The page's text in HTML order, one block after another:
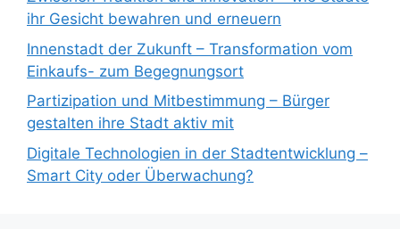
ihr Gesicht bewahren und erneuern
Innenstadt der Zukunft – Transformation vom
Einkaufs- zum Begegnungsort
Partizipation und Mitbestimmung – Bürger
gestalten ihre Stadt aktiv mit
Digitale Technologien in der Stadtentwicklung –
Smart City oder Überwachung?